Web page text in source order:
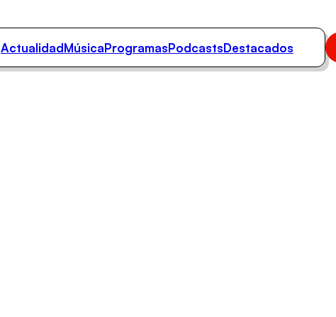
ActualidadMúsicaProgramasPodcastsDestacados